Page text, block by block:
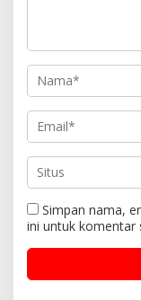
Simpan nama,
ini untuk komentar